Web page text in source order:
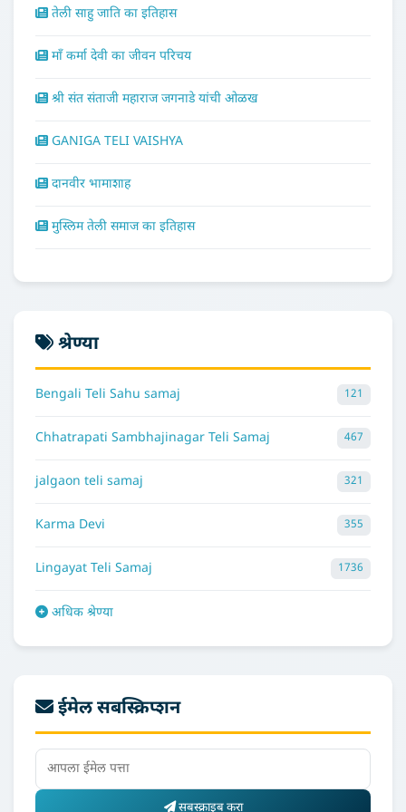
तेली साहु जाति का इतिहास
माँ कर्मा देवी का जीवन परिचय
श्री संत संताजी महाराज जगनाडे यांची ओळख
GANIGA TELI VAISHYA
दानवीर भामाशाह
मुस्लिम तेली समाज का इतिहास
श्रेण्या
Bengali Teli Sahu samaj 121
Chhatrapati Sambhajinagar Teli Samaj 467
jalgaon teli samaj 321
Karma Devi 355
Lingayat Teli Samaj 1736
अधिक श्रेण्या
ईमेल सबस्क्रिप्शन
सबस्क्राइब करा